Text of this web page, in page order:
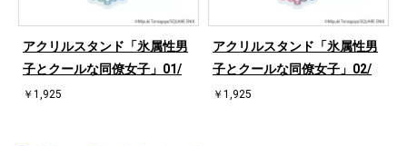
アクリルスタンド「氷属性男
子とクールな同僚女子」01/
￥1,925
アクリルスタンド「氷属性男
子とクールな同僚女子」02/
￥1,925